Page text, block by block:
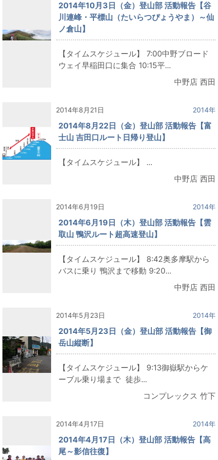
2014年10月3日（金）登山部 活動報告【谷
川連峰・平標山（たいらつぴょうやま）～仙
ノ倉山】
【タイムスケジュール】 7:00中野ブロード
ウェイ早稲田口に集合 10:15平...
中野店 西田
2014年8月21日 2014年
2014年8月22日（金）登山部 活動報告【富
士山 吉田口ルート日帰り登山】
【タイムスケジュール】 ...
中野店 西田
2014年6月19日 2014年
2014年6月19日（木）登山部 活動報告【雲
取山 鴨沢ルート超高速登山】
【タイムスケジュール】 8:42奥多摩駅から
バスに乗り 鴨沢まで移動 9:20...
中野店 西田
2014年5月23日 2014年
2014年5月23日（金）登山部 活動報告【御
岳山縦断】
【タイムスケジュール】 9:13御嶽駅からケ
ーブル乗り場まで 徒歩...
コンプレックス 竹下
2014年4月17日 2014年
2014年4月17日（木）登山部 活動報告【高
尾～影信往復】